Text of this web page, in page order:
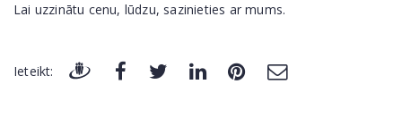
Lai uzzinātu cenu, lūdzu, sazinieties ar mums.
Ieteikt: